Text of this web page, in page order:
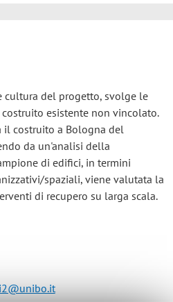
cultura del progetto, svolge le
esistente non vincolato.
costruito a Bologna del
da un'analisi della
di edifici, in termini
spaziali, viene valutata la
di recupero su larga scala.